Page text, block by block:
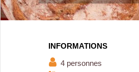
INFORMATIONS
4 personnes